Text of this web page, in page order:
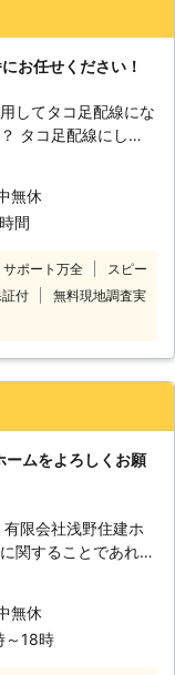
お任せください！
してタコ足配線にな
て
する原因になること
げないためにも、
ていないと感じたら
すすめいたします。
す。 また、古
トの交換もいたしま
ご自分での修理は
庫に
が繋げない」、「高
使いや
ントを移動すること
一度ご相談くださ
ト110番にお電話く
無休
間
サポート万全
スピー
付
無料現地調査実
ームをよろしくお願
有限会社浅野住建ホ
関することであれ
対応させていただき
、幅広い知識を用い
るニーズにお応え
どの実績を活かした
無休
～18時